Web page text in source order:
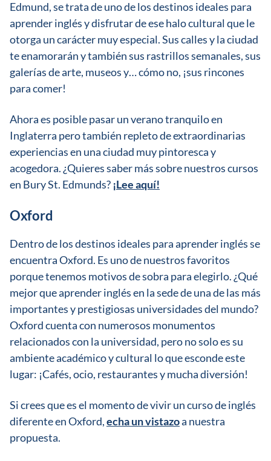
Edmund, se trata de uno de los destinos ideales para
aprender inglés y disfrutar de ese halo cultural que le
otorga un carácter muy especial. Sus calles y la ciudad
te enamorarán y también sus rastrillos semanales, sus
galerías de arte, museos y… cómo no, ¡sus rincones
para comer!
Ahora es posible pasar un verano tranquilo en
Inglaterra pero también repleto de extraordinarias
experiencias en una ciudad muy pintoresca y
acogedora. ¿Quieres saber más sobre nuestros cursos
en Bury St. Edmunds? ¡Lee aquí!
Oxford
Dentro de los destinos ideales para aprender inglés se
encuentra Oxford. Es uno de nuestros favoritos
porque tenemos motivos de sobra para elegirlo. ¿Qué
mejor que aprender inglés en la sede de una de las más
importantes y prestigiosas universidades del mundo?
Oxford cuenta con numerosos monumentos
relacionados con la universidad, pero no solo es su
ambiente académico y cultural lo que esconde este
lugar: ¡Cafés, ocio, restaurantes y mucha diversión!
Si crees que es el momento de vivir un curso de inglés
diferente en Oxford,echa un vistazoa nuestra
propuesta.